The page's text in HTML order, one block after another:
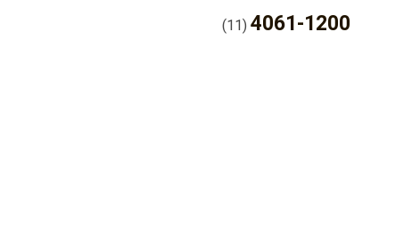
(11)4061-1200